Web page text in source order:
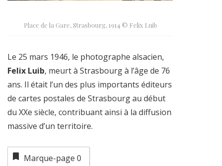
Place de la Gare, Strasbourg, 1914 © Felix Luib
Le 25 mars 1946, le photographe alsacien,
Felix Luib, meurt à Strasbourg à l’âge de 76
ans. Il était l’un des plus importants éditeurs
de cartes postales de Strasbourg au début
du XXe siècle, contribuant ainsi à la diffusion
massive d’un territoire.
Marque-page 0